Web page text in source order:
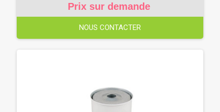
Prix sur demande
NOUS CONTACTER